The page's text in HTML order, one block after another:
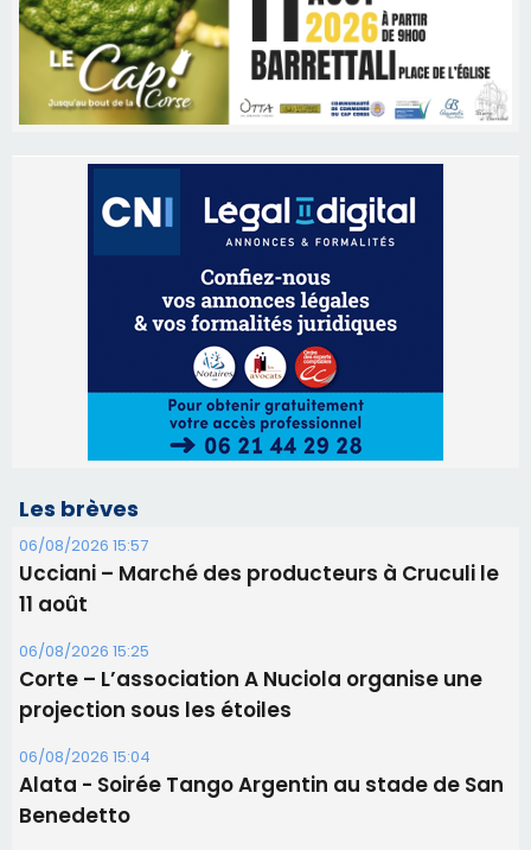
Les brèves
06/08/2026 15:57
Ucciani – Marché des producteurs à Cruculi le
11 août
06/08/2026 15:25
Corte – L’association A Nuciola organise une
projection sous les étoiles
06/08/2026 15:04
Alata - Soirée Tango Argentin au stade de San
Benedetto